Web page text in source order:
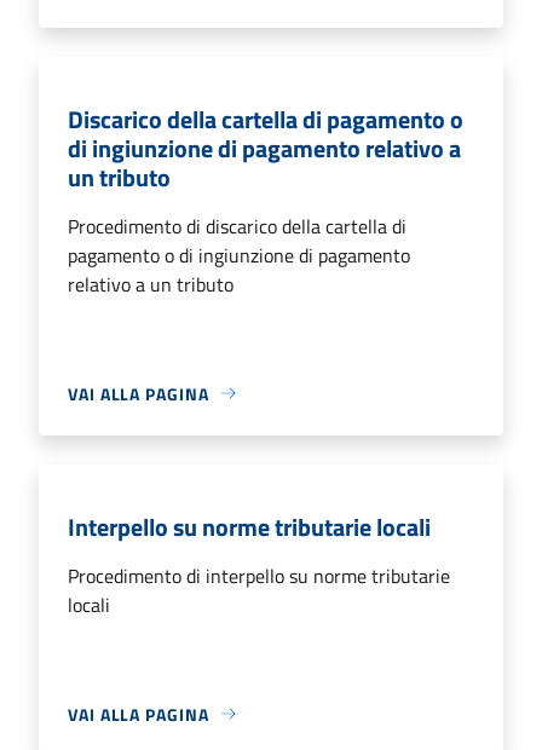
Discarico della cartella di pagamento o
di ingiunzione di pagamento relativo a
un tributo
Procedimento di discarico della cartella di
pagamento o di ingiunzione di pagamento
relativo a un tributo
VAI ALLA PAGINA
Interpello su norme tributarie locali
Procedimento di interpello su norme tributarie
locali
VAI ALLA PAGINA